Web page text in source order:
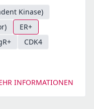
Kinase)
ER+
CDK4
INFORMATIONEN